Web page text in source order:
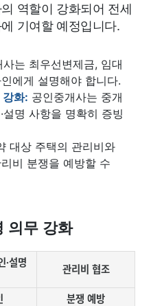
역할이 강화되어 전세
기여할 예정입니다.
사는 최우선변제금, 임대
에게 설명해야 합니다.
강화: 공인중개사는 중개
설명 사항을 명확히 증빙
대상 주택의 관리비와
비 분쟁을 예방할 수
의무 강화
·설명
관리비 협조
분쟁 예방